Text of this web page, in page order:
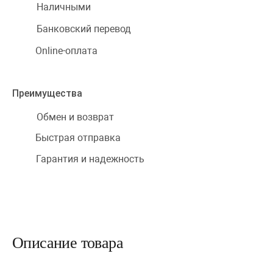
Наличными
Банковский перевод
Online-оплата
Преимущества
Обмен и возврат
Быстрая отправка
Гарантия и надежность
Описание товара